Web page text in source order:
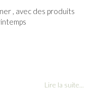
, avec des produits
Lire la suite...